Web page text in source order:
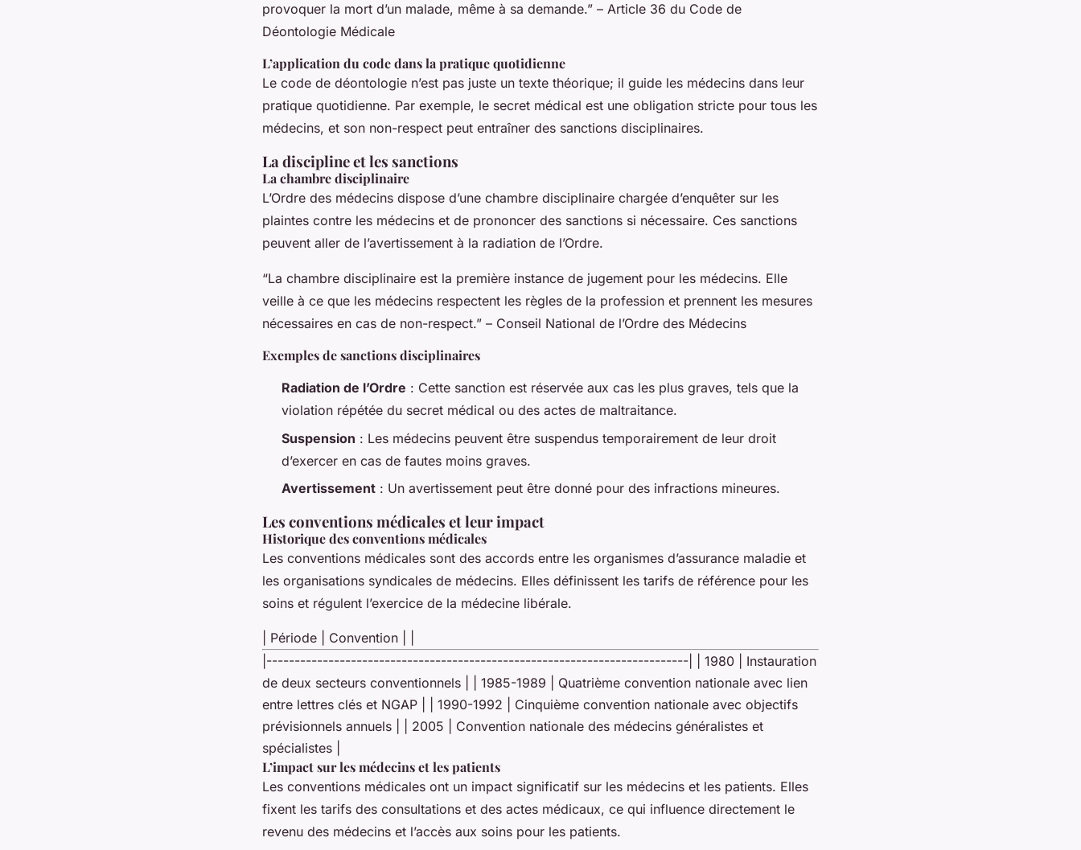
provoquer la mort d’un malade, même à sa demande.” – Article 36 du Code de
Déontologie Médicale
L’application du code dans la pratique quotidienne
Le code de déontologie n’est pas juste un texte théorique; il guide les médecins dans leur
pratique quotidienne. Par exemple, le secret médical est une obligation stricte pour tous les
médecins, et son non-respect peut entraîner des sanctions disciplinaires.
La discipline et les sanctions
La chambre disciplinaire
L’Ordre des médecins dispose d’une chambre disciplinaire chargée d’enquêter sur les
plaintes contre les médecins et de prononcer des sanctions si nécessaire. Ces sanctions
peuvent aller de l’avertissement à la radiation de l’Ordre.
“La chambre disciplinaire est la première instance de jugement pour les médecins. Elle
veille à ce que les médecins respectent les règles de la profession et prennent les mesures
nécessaires en cas de non-respect.” – Conseil National de l’Ordre des Médecins
Exemples de sanctions disciplinaires
Radiation de l’Ordre : Cette sanction est réservée aux cas les plus graves, tels que la
violation répétée du secret médical ou des actes de maltraitance.
Suspension : Les médecins peuvent être suspendus temporairement de leur droit
d’exercer en cas de fautes moins graves.
Avertissement : Un avertissement peut être donné pour des infractions mineures.
Les conventions médicales et leur impact
Historique des conventions médicales
Les conventions médicales sont des accords entre les organismes d’assurance maladie et
les organisations syndicales de médecins. Elles définissent les tarifs de référence pour les
soins et régulent l’exercice de la médecine libérale.
| Période | Convention | |
|---------------------------------------------------------------------------| | 1980 | Instauration
de deux secteurs conventionnels | | 1985-1989 | Quatrième convention nationale avec lien
entre lettres clés et NGAP | | 1990-1992 | Cinquième convention nationale avec objectifs
prévisionnels annuels | | 2005 | Convention nationale des médecins généralistes et
spécialistes |
L’impact sur les médecins et les patients
Les conventions médicales ont un impact significatif sur les médecins et les patients. Elles
fixent les tarifs des consultations et des actes médicaux, ce qui influence directement le
revenu des médecins et l’accès aux soins pour les patients.